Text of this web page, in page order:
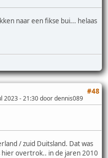
naar een fikse bui... helaas
#48
2023 - 21:30 door dennis089
/ zuid Duitsland. Dat was
overtrok.. in de jaren 2010